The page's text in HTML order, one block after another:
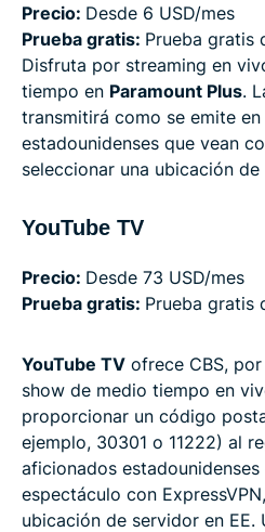
Precio: Desde 6 USD/mes
Prueba gratis: Prueba gratis
Disfruta por streaming en
tiempo en Paramount Plus.
transmitirá como se emite en
estadounidenses que vean
seleccionar una ubicación de
YouTube TV
Precio: Desde 73 USD/mes
Prueba gratis: Prueba gratis
YouTube TV ofrece CBS,
show de medio tiempo en
proporcionar un código
ejemplo, 30301 o 11222) al
aficionados estadounidenses
espectáculo con
ubicación de servidor en EE.